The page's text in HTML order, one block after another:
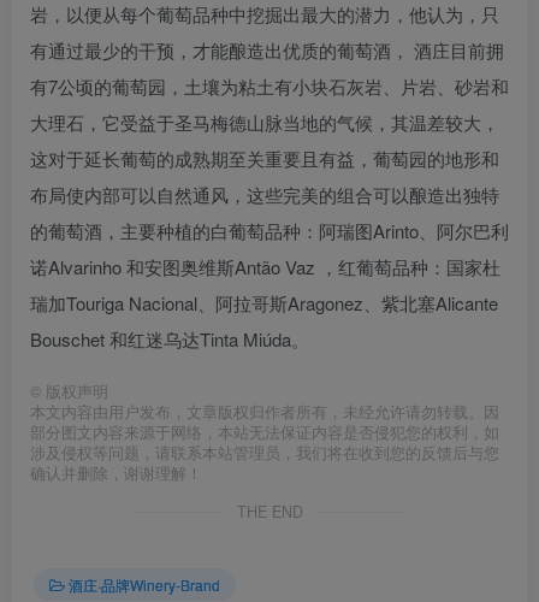
岩，以便从每个葡萄品种中挖掘出最大的潜力，他认为，只
有通过最少的干预，才能酿造出优质的葡萄酒， 酒庄目前拥
有7公顷的葡萄园，土壤为粘土有小块石灰岩、片岩、砂岩和
大理石，它受益于圣马梅德山脉当地的气候，其温差较大，
这对于延长葡萄的成熟期至关重要且有益，葡萄园的地形和
布局使内部可以自然通风，这些完美的组合可以酿造出独特
的葡萄酒，主要种植的白葡萄品种：阿瑞图Arinto、阿尔巴利
诺Alvarinho 和安图奥维斯Antão Vaz ，红葡萄品种：国家杜
瑞加Touriga Nacional、阿拉哥斯Aragonez、紫北塞Alicante
Bouschet 和红迷乌达Tinta Miúda。
© 版权声明
本文内容由用户发布，文章版权归作者所有，未经允许请勿转载。因
部分图文内容来源于网络，本站无法保证内容是否侵犯您的权利，如
涉及侵权等问题，请联系本站管理员，我们将在收到您的反馈后与您
确认并删除，谢谢理解！
THE END
酒庄·品牌Winery-Brand